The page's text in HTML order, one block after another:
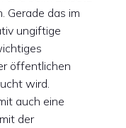
Gerade das im
ungiftige
öffentlichen
wird.
auch eine
der